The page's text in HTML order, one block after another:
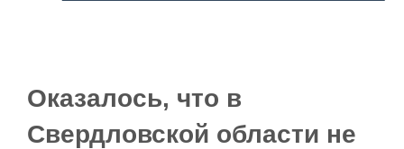
Оказалось, что в
Свердловской области не